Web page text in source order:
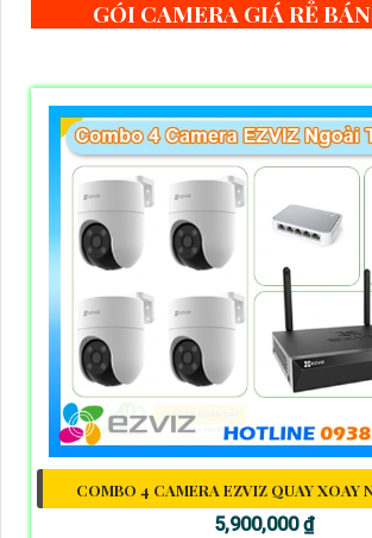
GÓI CAMERA GIÁ RẺ
COMBO 4 CAMERA EZVIZ QUAY XOAY
5,900,000 ₫